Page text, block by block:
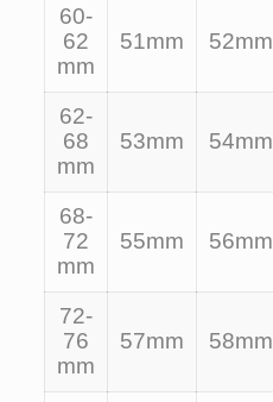
60-
62
mm
51mm 52mm
62-
68
mm
53mm 54mm
68-
72
mm
55mm 56mm
72-
76
mm
57mm 58mm